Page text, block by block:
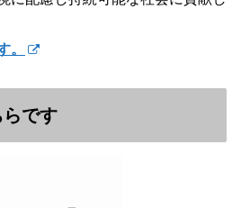
。
です